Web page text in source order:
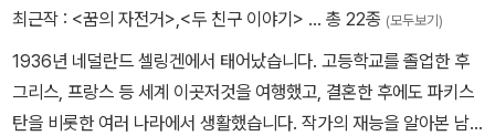
엄마도 도움이 필요한 건 마찬가지니까. 이 아이에게 행복한 가정의
모습을 볼수 있게 해 준 친구도 아빠와의 문제로 크게 상처받아 이모
와 살고 있는 것처럼 꼭 부모만이 아이의 양육에 절대적이지는 않다
는 것을 작가는 이야기한다. 학대하는 쪽과 학대받는 쪽 모두를 이해
최근작 : <꿈의 자전거>,<두 친구 이야기> … 총 22종 (모두보기)
1936년 네덜란드 셀링겐에서 태어났습니다. 고등학교를 졸업한 후
그리스, 프랑스 등 세계 이곳저것을 여행했고, 결혼한 후에도 파키스
탄을 비롯한 여러 나라에서 생활했습니다. 작가의 재능을 알아본 남